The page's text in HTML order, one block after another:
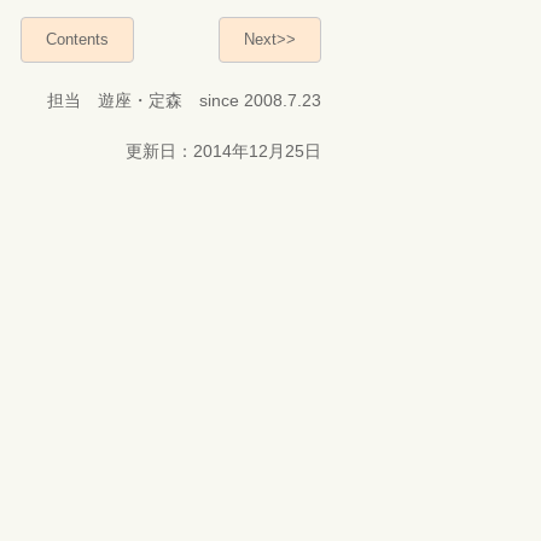
Contents Next>>
担当 遊座・定森 since 2008.7.23
更新日：2014年12月25日